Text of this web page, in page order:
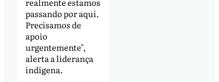
passando por aqui.
Precisamos de
apoio
urgentemente",
alerta a liderança
indígena.